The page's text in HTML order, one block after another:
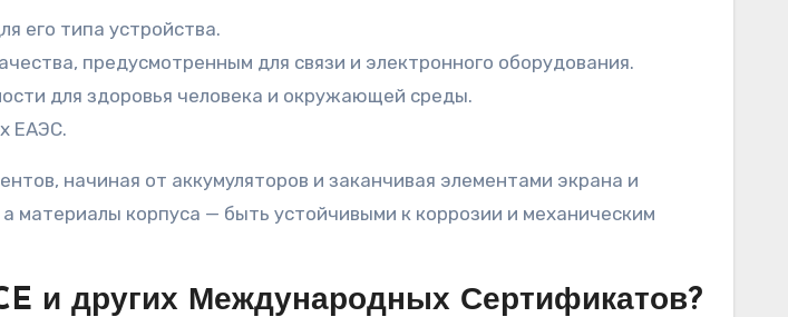
его типа устройства.
предусмотренным для связи и электронного оборудования.
для здоровья человека и окружающей среды.
ЕАЭС.
начиная от аккумуляторов и заканчивая элементами экрана и
корпуса — быть устойчивыми к коррозии и механическим
и других Международных Сертификатов?